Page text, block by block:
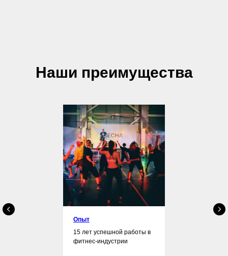
Наши преимущества
Опыт
15 лет успешной работы в
фитнес-индустрии